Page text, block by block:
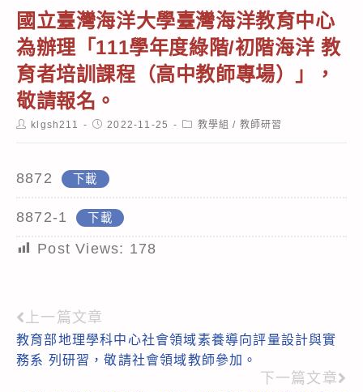
國立臺灣海洋大學臺灣海洋教育中心
為辦理「111學年度綠階/初階海洋 教
育者培訓課程（高中教師專場）」，
敬請報名。
Postklgsh211
Post2022-11-25
Post教學組 / 教師研習
8872 下載
8872-1 下載
Post Views: 178
Read
more
上一篇文章
教育部地理學科中心社會領域素養導向評量設計與實
務系 列研習，敬請社會領域教師參加。
下一篇文章